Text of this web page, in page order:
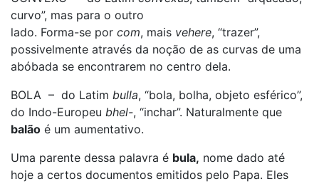
curvo”, mas para o outro
lado. Forma-se por com, mais vehere, “trazer”,
possivelmente através da noção de as curvas de uma
abóbada se encontrarem no centro dela.
BOLA – do Latim bulla, “bola, bolha, objeto esférico”,
do Indo-Europeu bhel-, “inchar”. Naturalmente que
balão é um aumentativo.
Uma parente dessa palavra é bula, nome dado até
hoje a certos documentos emitidos pelo Papa. Eles